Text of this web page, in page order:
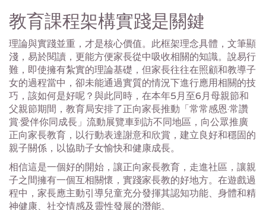
教育課程架構實踐是關鍵
理論與實踐並重，才是核心價值。此框架理念具體，文筆顯
淺，易於閱讀，更能方便家長從中吸收相關的知識。說易行
難，即使擁有紮實的理論基礎，但家長往往在照顧和教導子
女的過程當中，卻未能通過實質的情況下進行應用相關的技
巧，該如何是好呢？與此同時，在本年5月至6月母親節和
父親節期間，教育局安排了正向家長推動「常常感恩·常讚
賞·愛伴你同成長」流動展覽車到訪不同地區，向公眾推廣
正向家長教育，以行動表達謝意和欣賞，建立良好和穩固的
親子關係，以協助子女愉快和健康成長。
相信這是一個好的開始，讓正向家長教育，走進社區，讓親
子之間擁有一個互相關懷，實踐家長教的好地方。在遊戲過
程中，家長應主動引導兒童充分發揮其認知功能、身體和精
神健康、社交情感及靈性發展的潛能。